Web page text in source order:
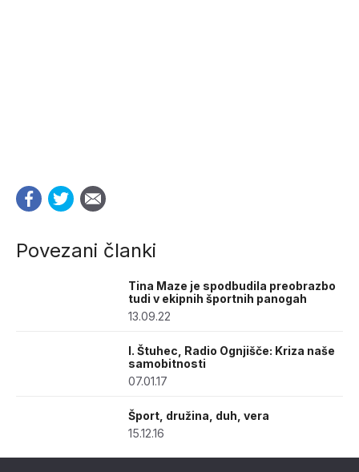
Povezani članki
Tina Maze je spodbudila preobrazbo
tudi v ekipnih športnih panogah
13.09.22
I. Štuhec, Radio Ognjišče: Kriza naše
samobitnosti
07.01.17
Šport, družina, duh, vera
15.12.16